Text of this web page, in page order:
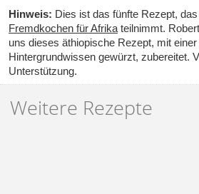
Hinweis: Dies ist das fünfte Rezept,
Fremdkochen für Afrika teilnimmt.
uns dieses äthiopische Rezept, mit
Hintergrundwissen gewürzt, zubereitet.
Unterstützung.
Weitere Rezepte